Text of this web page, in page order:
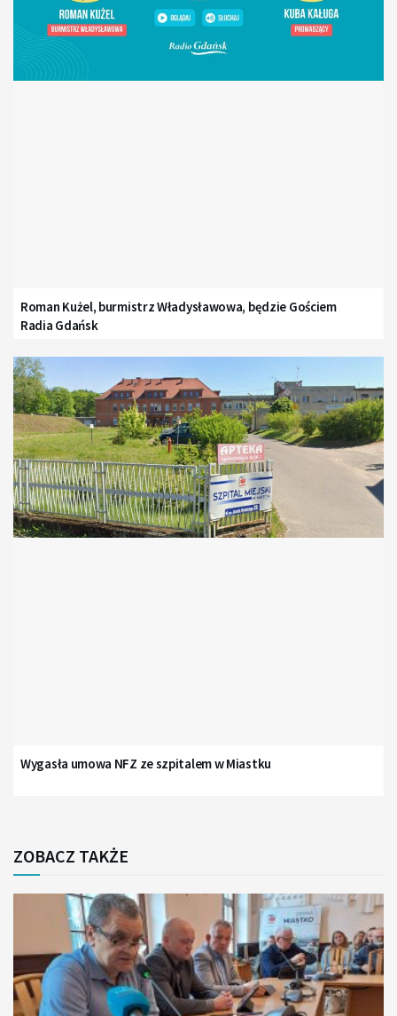
Roman Kużel, burmistrz Władysławowa, będzie Gościem
Radia Gdańsk
Wygasła umowa NFZ ze szpitalem w Miastku
ZOBACZ TAKŻE